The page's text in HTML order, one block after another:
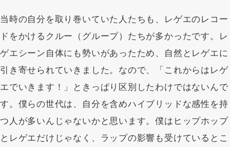
当時の自分を取り巻いていた人たちも、レゲエのレコー
ドをかけるクルー（グループ）たちが多かったです。レ
ゲエシーン自体にも勢いがあったため、自然とレゲエに
引き寄せられていきました。なので、「これからはレゲ
エでいきます！」ときっぱり区別したわけではないんで
す。僕らの世代は、自分を含めハイブリッドな感性を持
つ人が多いんじゃないかと思います。僕はヒップホップ
とレゲエだけじゃなく、ラップの影響も受けているとこ